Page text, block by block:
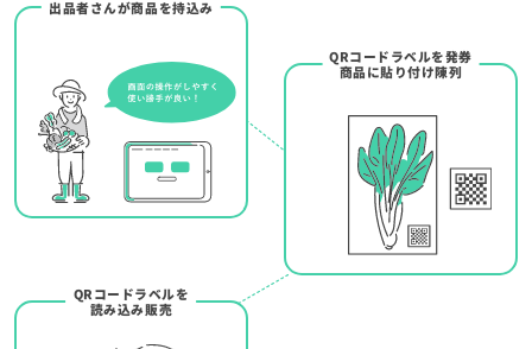
出品者さんが商品を持込み
QRコードラベルを発券
商品に貼り付け陳列
QRコードラベルを
読み込み販売